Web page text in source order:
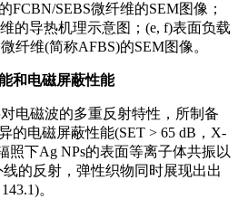
FCBN/SEBS微纤维的SEM图像；
的导热机理示意图；(e, f)表面负载
纤维(简称AFBS)的SEM图像。
和电磁屏蔽性能
电磁波的多重反射特性，所制备
的电磁屏蔽性能(SET > 65 dB，X-
照下Ag NPs的表面等离子体共振以
的反射，弹性织物同时展现出出
。